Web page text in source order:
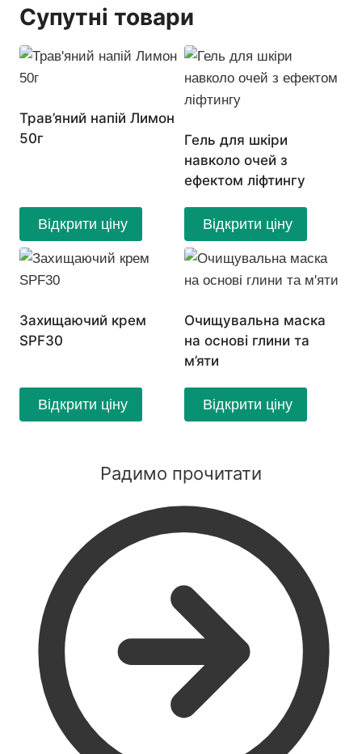
Супутні товари
Трав’яний напій Лимон
50г
Відкрити ціну
Гель для шкіри
навколо очей з
ефектом ліфтингу
Відкрити ціну
Захищаючий крем
SPF30
Відкрити ціну
Очищувальна маска
на основі глини та
м’яти
Відкрити ціну
Радимо прочитати